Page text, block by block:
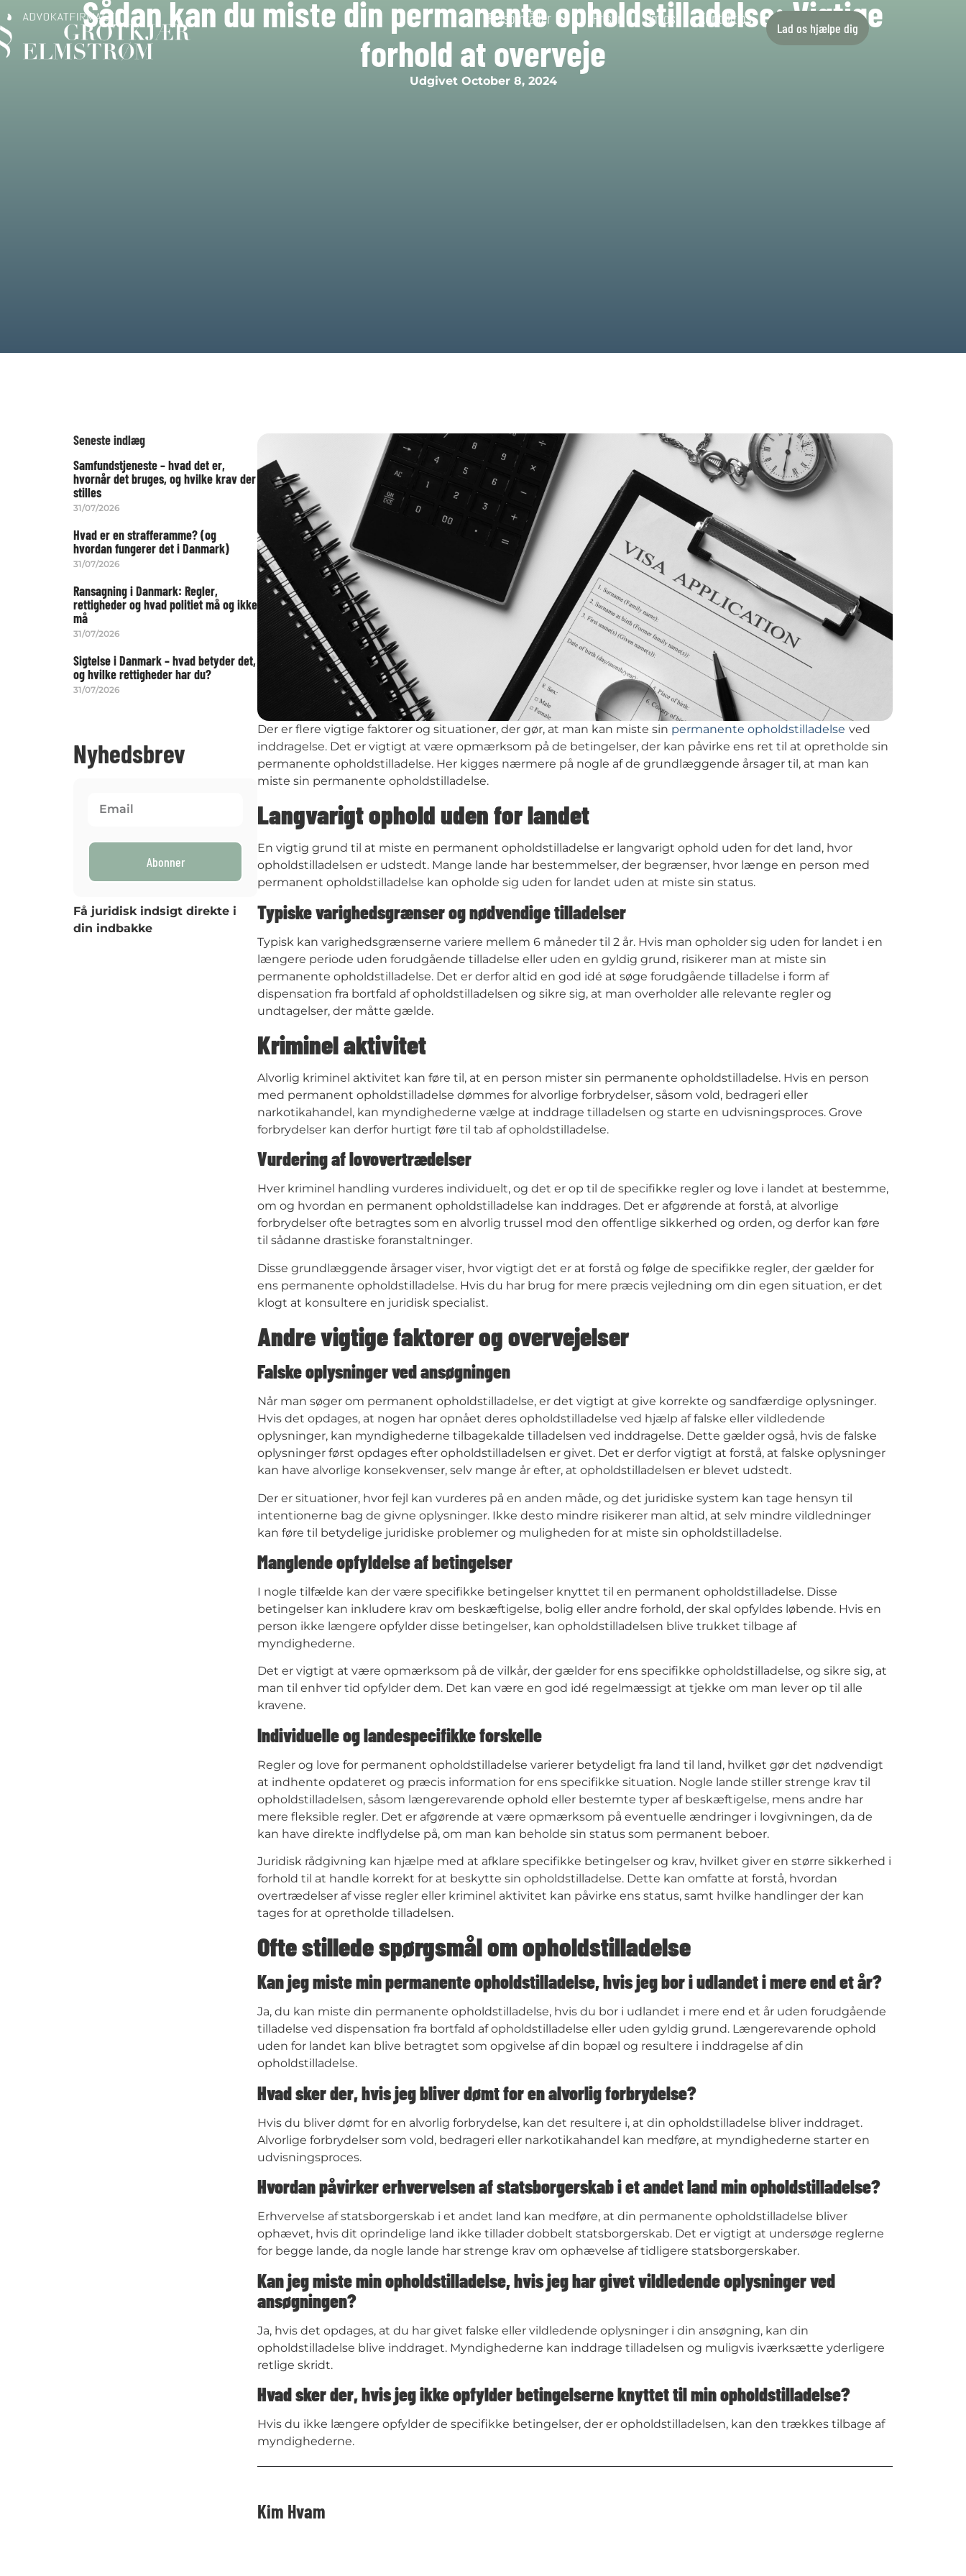
Retsområder Priser Om os Kontakt os
Lad os hjælpe dig
Sådan kan du miste din permanente opholdstilladelse: Vigtige
forhold at overveje
Udgivet October 8, 2024
Seneste indlæg
Samfundstjeneste – hvad det er,
hvornår det bruges, og hvilke krav der
stilles
31/07/2026
Hvad er en strafferamme? (og
hvordan fungerer det i Danmark)
31/07/2026
Ransagning i Danmark: Regler,
rettigheder og hvad politiet må og ikke
må
31/07/2026
Sigtelse i Danmark – hvad betyder det,
og hvilke rettigheder har du?
31/07/2026
Nyhedsbrev
Abonner
Få juridisk indsigt direkte i
din indbakke
Der er flere vigtige faktorer og situationer, der gør, at man kan miste sin permanente opholdstilladelse ved
inddragelse. Det er vigtigt at være opmærksom på de betingelser, der kan påvirke ens ret til at opretholde sin
permanente opholdstilladelse. Her kigges nærmere på nogle af de grundlæggende årsager til, at man kan
miste sin permanente opholdstilladelse.
Langvarigt ophold uden for landet
En vigtig grund til at miste en permanent opholdstilladelse er langvarigt ophold uden for det land, hvor
opholdstilladelsen er udstedt. Mange lande har bestemmelser, der begrænser, hvor længe en person med
permanent opholdstilladelse kan opholde sig uden for landet uden at miste sin status.
Typiske varighedsgrænser og nødvendige tilladelser
Typisk kan varighedsgrænserne variere mellem 6 måneder til 2 år. Hvis man opholder sig uden for landet i en
længere periode uden forudgående tilladelse eller uden en gyldig grund, risikerer man at miste sin
permanente opholdstilladelse. Det er derfor altid en god idé at søge forudgående tilladelse i form af
dispensation fra bortfald af opholdstilladelsen og sikre sig, at man overholder alle relevante regler og
undtagelser, der måtte gælde.
Kriminel aktivitet
Alvorlig kriminel aktivitet kan føre til, at en person mister sin permanente opholdstilladelse. Hvis en person
med permanent opholdstilladelse dømmes for alvorlige forbrydelser, såsom vold, bedrageri eller
narkotikahandel, kan myndighederne vælge at inddrage tilladelsen og starte en udvisningsproces. Grove
forbrydelser kan derfor hurtigt føre til tab af opholdstilladelse​.
Vurdering af lovovertrædelser
Hver kriminel handling vurderes individuelt, og det er op til de specifikke regler og love i landet at bestemme,
om og hvordan en permanent opholdstilladelse kan inddrages. Det er afgørende at forstå, at alvorlige
forbrydelser ofte betragtes som en alvorlig trussel mod den offentlige sikkerhed og orden, og derfor kan føre
til sådanne drastiske foranstaltninger.
Disse grundlæggende årsager viser, hvor vigtigt det er at forstå og følge de specifikke regler, der gælder for
ens permanente opholdstilladelse. Hvis du har brug for mere præcis vejledning om din egen situation, er det
klogt at konsultere en juridisk specialist.
Andre vigtige faktorer og overvejelser
Falske oplysninger ved ansøgningen
Når man søger om permanent opholdstilladelse, er det vigtigt at give korrekte og sandfærdige oplysninger.
Hvis det opdages, at nogen har opnået deres opholdstilladelse ved hjælp af falske eller vildledende
oplysninger, kan myndighederne tilbagekalde tilladelsen ved inddragelse. Dette gælder også, hvis de falske
oplysninger først opdages efter opholdstilladelsen er givet. Det er derfor vigtigt at forstå, at falske oplysninger
kan have alvorlige konsekvenser, selv mange år efter, at opholdstilladelsen er blevet udstedt.
Der er situationer, hvor fejl kan vurderes på en anden måde, og det juridiske system kan tage hensyn til
intentionerne bag de givne oplysninger. Ikke desto mindre risikerer man altid, at selv mindre vildledninger
kan føre til betydelige juridiske problemer og muligheden for at miste sin opholdstilladelse.
Manglende opfyldelse af betingelser
I nogle tilfælde kan der være specifikke betingelser knyttet til en permanent opholdstilladelse. Disse
betingelser kan inkludere krav om beskæftigelse, bolig eller andre forhold, der skal opfyldes løbende. Hvis en
person ikke længere opfylder disse betingelser, kan opholdstilladelsen blive trukket tilbage af
myndighederne.
Det er vigtigt at være opmærksom på de vilkår, der gælder for ens specifikke opholdstilladelse, og sikre sig, at
man til enhver tid opfylder dem. Det kan være en god idé regelmæssigt at tjekke om man lever op til alle
kravene.
Individuelle og landespecifikke forskelle
Regler og love for permanent opholdstilladelse varierer betydeligt fra land til land, hvilket gør det nødvendigt
at indhente opdateret og præcis information for ens specifikke situation. Nogle lande stiller strenge krav til
opholdstilladelsen, såsom længerevarende ophold eller bestemte typer af beskæftigelse, mens andre har
mere fleksible regler. Det er afgørende at være opmærksom på eventuelle ændringer i lovgivningen, da de
kan have direkte indflydelse på, om man kan beholde sin status som permanent beboer.
Juridisk rådgivning kan hjælpe med at afklare specifikke betingelser og krav, hvilket giver en større sikkerhed i
forhold til at handle korrekt for at beskytte sin opholdstilladelse. Dette kan omfatte at forstå, hvordan
overtrædelser af visse regler eller kriminel aktivitet kan påvirke ens status, samt hvilke handlinger der kan
tages for at opretholde tilladelsen.
Ofte stillede spørgsmål om opholdstilladelse
Kan jeg miste min permanente opholdstilladelse, hvis jeg bor i udlandet i mere end et år?
Ja, du kan miste din permanente opholdstilladelse, hvis du bor i udlandet i mere end et år uden forudgående
tilladelse ved dispensation fra bortfald af opholdstilladelse eller uden gyldig grund. Længerevarende ophold
uden for landet kan blive betragtet som opgivelse af din bopæl og resultere i inddragelse af din
opholdstilladelse.
Hvad sker der, hvis jeg bliver dømt for en alvorlig forbrydelse?
Hvis du bliver dømt for en alvorlig forbrydelse, kan det resultere i, at din opholdstilladelse bliver inddraget.
Alvorlige forbrydelser som vold, bedrageri eller narkotikahandel kan medføre, at myndighederne starter en
udvisningsproces​.
Hvordan påvirker erhvervelsen af statsborgerskab i et andet land min opholdstilladelse?
Erhvervelse af statsborgerskab i et andet land kan medføre, at din permanente opholdstilladelse bliver
ophævet, hvis dit oprindelige land ikke tillader dobbelt statsborgerskab. Det er vigtigt at undersøge reglerne
for begge lande, da nogle lande har strenge krav om ophævelse af tidligere statsborgerskaber​.
Kan jeg miste min opholdstilladelse, hvis jeg har givet vildledende oplysninger ved
ansøgningen?
Ja, hvis det opdages, at du har givet falske eller vildledende oplysninger i din ansøgning, kan din
opholdstilladelse blive inddraget. Myndighederne kan inddrage tilladelsen og muligvis iværksætte yderligere
retlige skridt.
Hvad sker der, hvis jeg ikke opfylder betingelserne knyttet til min opholdstilladelse?
Hvis du ikke længere opfylder de specifikke betingelser, der er opholdstilladelsen, kan den trækkes tilbage af
myndighederne.
Kim Hvam